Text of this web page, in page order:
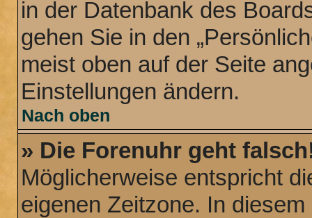
in der Datenbank des
gehen Sie in den
meist oben auf der Seite
Einstellungen ändern.
Nach oben
» Die Forenuhr geht
Möglicherweise entspricht
eigenen Zeitzone. In